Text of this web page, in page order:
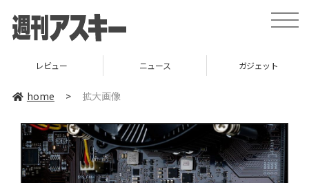
toggle
レビュー ニュース ガジェット
home > 拡大画像